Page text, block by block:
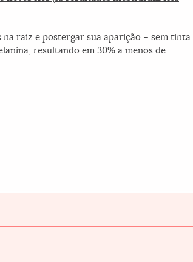
raiz e postergar sua aparição – sem tinta.
resultando em 30% a menos de